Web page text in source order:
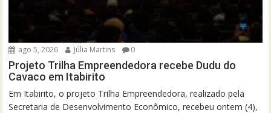
ago 5, 2026 Júlia Martins 0
Projeto Trilha Empreendedora recebe Dudu do
Cavaco em Itabirito
Em Itabirito, o projeto Trilha Empreendedora, realizado pela
Secretaria de Desenvolvimento Econômico, recebeu ontem (4),